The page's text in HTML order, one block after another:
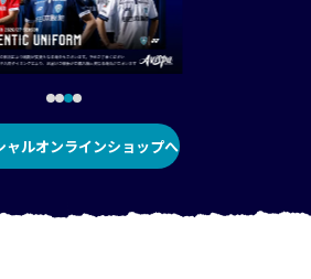
ャルオンラインショップへ